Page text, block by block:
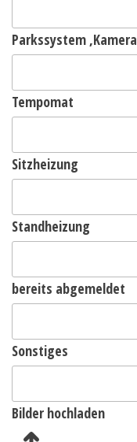
Parkssystem ,Kamera
Tempomat
Sitzheizung
Standheizung
bereits abgemeldet
Sonstiges
Bilder hochladen